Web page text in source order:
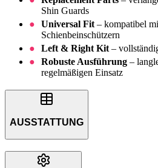
Shin Guards
Universal Fit – kompatibel
Schienbeinschützern
Left & Right Kit –
Robuste Ausführung –
regelmäßigen Einsatz
AUSSTATTUNG